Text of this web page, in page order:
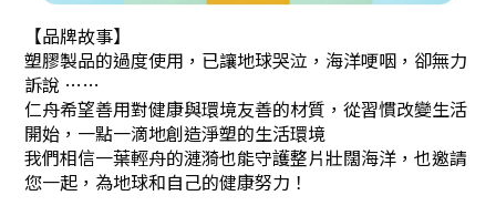
【品牌故事】
塑膠製品的過度使用，已讓地球哭泣，海洋哽咽，卻無力
訴說 ……
仁舟希望善用對健康與環境友善的材質，從習慣改變生活
開始，一點一滴地創造淨塑的生活環境
我們相信一葉輕舟的漣漪也能守護整片壯闊海洋，也邀請
您一起，為地球和自己的健康努力！